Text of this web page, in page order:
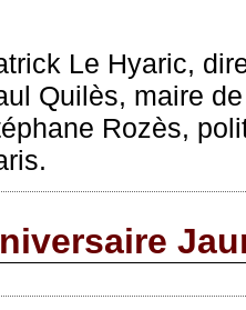
Le Hyaric,
Quilès, maire
Rozès,